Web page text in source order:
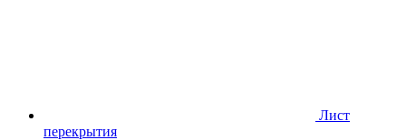
Лист
перекрытия